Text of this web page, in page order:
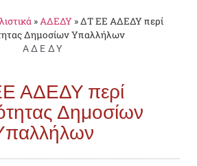
»ΑΔΕΔΥ»ΔΤ ΕΕ ΑΔΕΔΥ περί
Δημοσίων Υπαλλήλων
ΑΔΕΔΥ
ΑΔΕΔΥ περί
Δημοσίων